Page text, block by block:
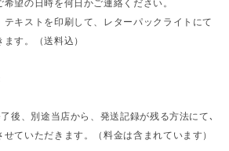
望の日時を何日かご連絡ください。
キストを印刷して、レターパックライトにて
す。（送料込）
後、別途当店から、発送記録が残る方法にて､
ていただきます。（料金は含まれています）